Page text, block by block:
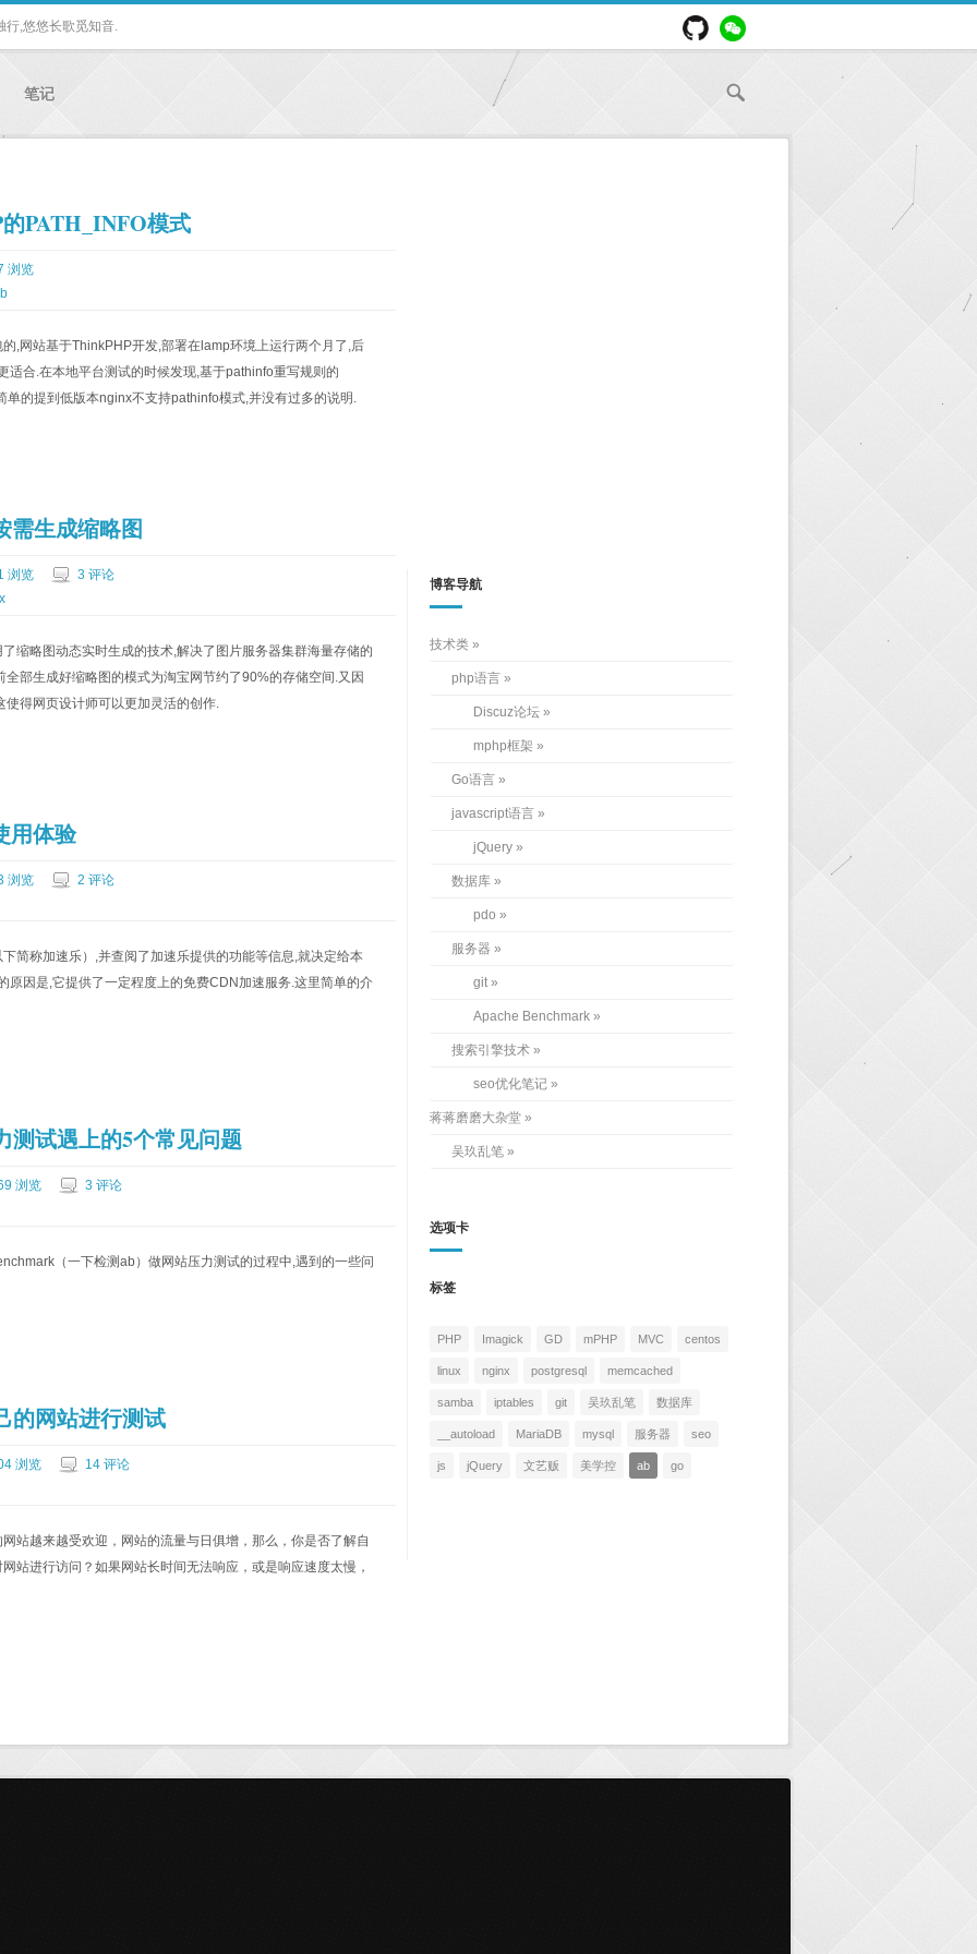
行,悠悠长歌觅知音.
笔记
PATH_INFO模式
浏览
,网站基于ThinkPHP开发,部署在lamp环境上运行两个月了,后
适合.在本地平台测试的时候发现,基于pathinfo重写规则的
的提到低版本nginx不支持pathinfo模式,并没有过多的说明.
需生成缩略图
浏览
3 评论
缩略图动态实时生成的技术,解决了图片服务器集群海量存储的
部生成好缩略图的模式为淘宝网节约了90%的存储空间.又因
得网页设计师可以更加灵活的创作.
用体验
浏览 2 评论
简称加速乐）,并查阅了加速乐提供的功能等信息,就决定给本
原因是,它提供了一定程度上的免费CDN加速服务.这里简单的介
测试遇上的5个常见问题
浏览 3 评论
（一下检测ab）做网站压力测试的过程中,遇到的一些问
的网站进行测试
浏览 14 评论
站越来越受欢迎，网站的流量与日俱增，那么，你是否了解自
站进行访问？如果网站长时间无法响应，或是响应速度太慢，
博客导航
技术类
php语言
Discuz论坛
mphp框架
Go语言
javascript语言
jQuery
数据库
pdo
服务器
git
Apache Benchmark
搜索引擎技术
seo优化笔记
蒋蒋磨磨大杂堂
吴玖乱笔
选项卡
标签
PHP Imagick GD mPHP MVC centos
linux nginx postgresql memcached
samba iptables git 吴玖乱笔 数据库
__autoload MariaDB mysql 服务器 seo
js jQuery 文艺贩 美学控 ab go